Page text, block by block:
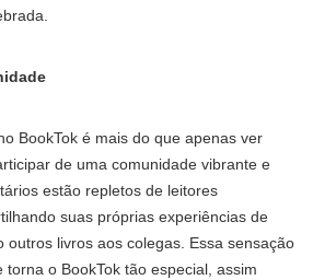
BookTok é mais do que apenas ver
de uma comunidade vibrante e
estão repletos de leitores
suas próprias experiências de
outros livros aos colegas. Essa sensação
o BookTok tão especial, assim